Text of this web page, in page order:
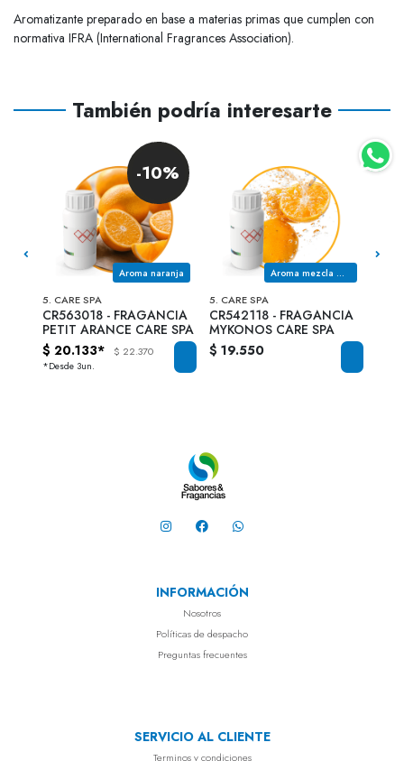
Aromatizante preparado en base a materias primas que cumplen con
normativa IFRA (International Fragrances Association).
También podría interesarte
-10%
Aroma naranja
5. CARE SPA
CR563018 - FRAGANCIA
PETIT ARANCE CARE SPA
$ 20.133*
$ 22.370
*Desde 3un.
Aroma mezcla de citricos
5. CARE SPA
CR542118 - FRAGANCIA
MYKONOS CARE SPA
$ 19.550
INFORMACIÓN
Nosotros
Políticas de despacho
Preguntas frecuentes
SERVICIO AL CLIENTE
Terminos y condiciones